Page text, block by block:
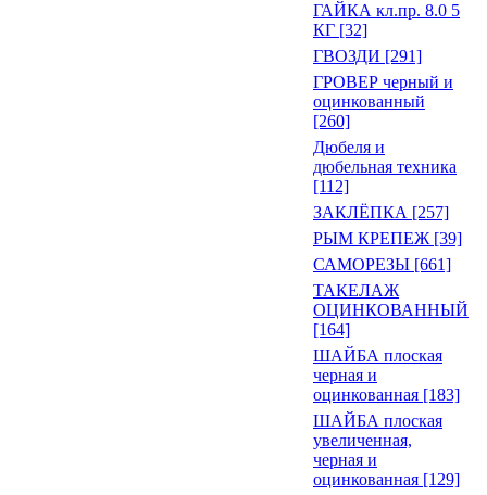
ГАЙКА кл.пр. 8.0 5
КГ [32]
ГВОЗДИ [291]
ГРОВЕР черный и
оцинкованный
[260]
Дюбеля и
дюбельная техника
[112]
ЗАКЛЁПКА [257]
РЫМ КРЕПЕЖ [39]
САМОРЕЗЫ [661]
ТАКЕЛАЖ
ОЦИНКОВАННЫЙ
[164]
ШАЙБА плоская
черная и
оцинкованная [183]
ШАЙБА плоская
увеличенная,
черная и
оцинкованная [129]